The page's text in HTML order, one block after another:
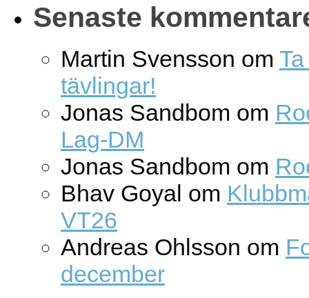
Senaste
Martin Svensson om
tävlingar!
Jonas Sandbom om
Lag-DM
Jonas Sandbom om
Bhav Goyal om
VT26
Andreas Ohlsson om
december